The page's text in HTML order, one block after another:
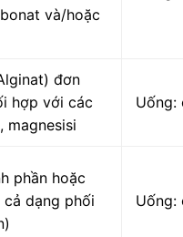
và/hoặc
đơn
hợp với các
magnesisi
Uống:
phần hoặc
dạng phối
Uống: